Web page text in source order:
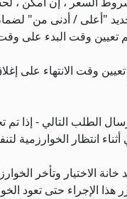
انتظار الخوارزمية
هذا الإجراء حتى تعود